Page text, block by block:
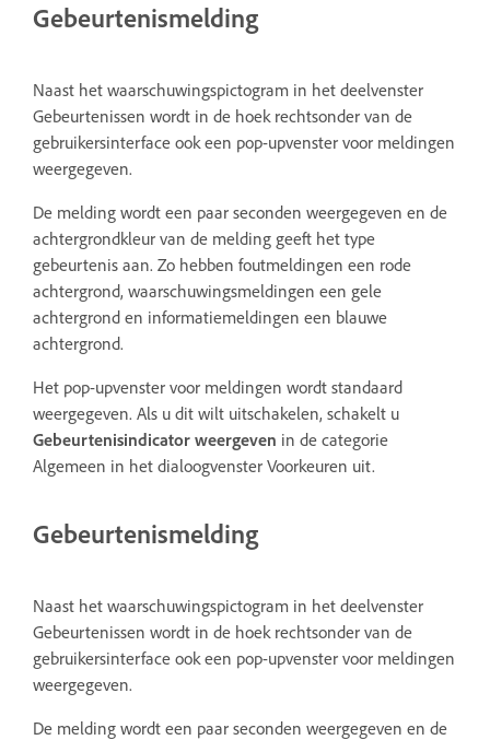
Gebeurtenismelding
Naast het waarschuwingspictogram in het deelvenster
Gebeurtenissen wordt in de hoek rechtsonder van de
gebruikersinterface ook een pop-upvenster voor meldingen
weergegeven.
De melding wordt een paar seconden weergegeven en de
achtergrondkleur van de melding geeft het type
gebeurtenis aan. Zo hebben foutmeldingen een rode
achtergrond, waarschuwingsmeldingen een gele
achtergrond en informatiemeldingen een blauwe
achtergrond.
Het pop-upvenster voor meldingen wordt standaard
weergegeven. Als u dit wilt uitschakelen, schakelt u
Gebeurtenisindicator weergeven in de categorie
Algemeen in het dialoogvenster Voorkeuren uit.
Gebeurtenismelding
Naast het waarschuwingspictogram in het deelvenster
Gebeurtenissen wordt in de hoek rechtsonder van de
gebruikersinterface ook een pop-upvenster voor meldingen
weergegeven.
De melding wordt een paar seconden weergegeven en de